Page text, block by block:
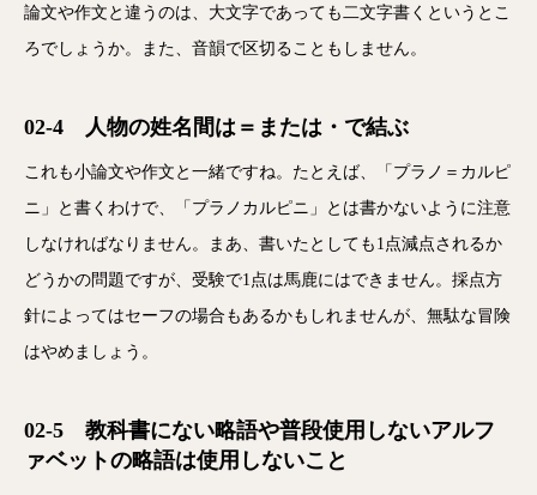
論文や作文と違うのは、大文字であっても二文字書くというとこ
ろでしょうか。また、音韻で区切ることもしません。
02-4 人物の姓名間は＝または・で結ぶ
これも小論文や作文と一緒ですね。たとえば、「プラノ＝カルピ
ニ」と書くわけで、「プラノカルピニ」とは書かないように注意
しなければなりません。まあ、書いたとしても1点減点されるか
どうかの問題ですが、受験で1点は馬鹿にはできません。採点方
針によってはセーフの場合もあるかもしれませんが、無駄な冒険
はやめましょう。
02-5 教科書にない略語や普段使用しないアルフ
ァベットの略語は使用しないこと